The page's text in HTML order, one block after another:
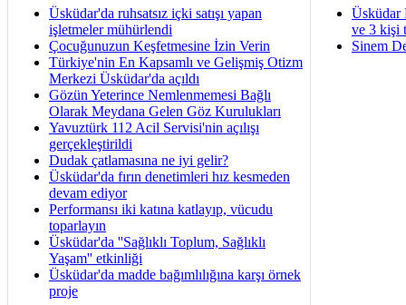
Üsküdar'da ruhsatsız içki satışı yapan
işletmeler mühürlendi
Çocuğunuzun Keşfetmesine İzin Verin
Türkiye'nin En Kapsamlı ve Gelişmiş Otizm
Merkezi Üsküdar'da açıldı
Gözün Yeterince Nemlenmemesi Bağlı
Olarak Meydana Gelen Göz Kurulukları
Yavuztürk 112 Acil Servisi'nin açılışı
gerçekleştirildi
Dudak çatlamasına ne iyi gelir?
Üsküdar'da fırın denetimleri hız kesmeden
devam ediyor
Performansı iki katına katlayıp, vücudu
toparlayın
Üsküdar'da ''Sağlıklı Toplum, Sağlıklı
Yaşam'' etkinliği
Üsküdar'da madde bağımlılığına karşı örnek
proje
Üsküdar
ve 3 kişi
Sinem